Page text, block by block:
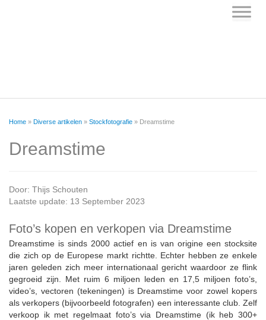
Home » Diverse artikelen » Stockfotografie » Dreamstime
Dreamstime
Door: Thijs Schouten
Laatste update: 13 September 2023
Foto’s kopen en verkopen via Dreamstime
Dreamstime is sinds 2000 actief en is van origine een stocksite
die zich op de Europese markt richtte. Echter hebben ze enkele
jaren geleden zich meer internationaal gericht waardoor ze flink
gegroeid zijn. Met ruim 6 miljoen leden en 17,5 miljoen foto’s,
video’s, vectoren (tekeningen) is Dreamstime voor zowel kopers
als verkopers (bijvoorbeeld fotografen) een interessante club. Zelf
verkoop ik met regelmaat foto’s via Dreamstime (ik heb 300+